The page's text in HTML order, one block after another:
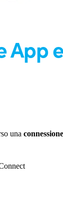
App
una